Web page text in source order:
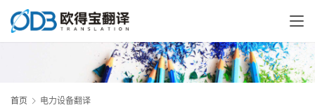
首页 电力设备翻译